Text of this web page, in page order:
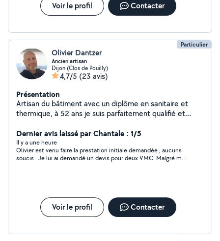
Voir le profil Contacter
Particulier
Olivier Dantzer
Ancien artisan
Dijon (Clos de Pouilly)
4,7/5 (23 avis)
Présentation
Artisan du bâtiment avec un diplôme en sanitaire et
thermique, à 52 ans je suis parfaitement qualifié et
extérieurs !
Dernier avis laissé par Chantale : 1/5
Il y a une heure
Olivier est venu faire la prestation initiale demandée , aucuns
soucis . Je lui ai demandé un devis pour deux VMC. Malgré mes
Voir le profil Contacter